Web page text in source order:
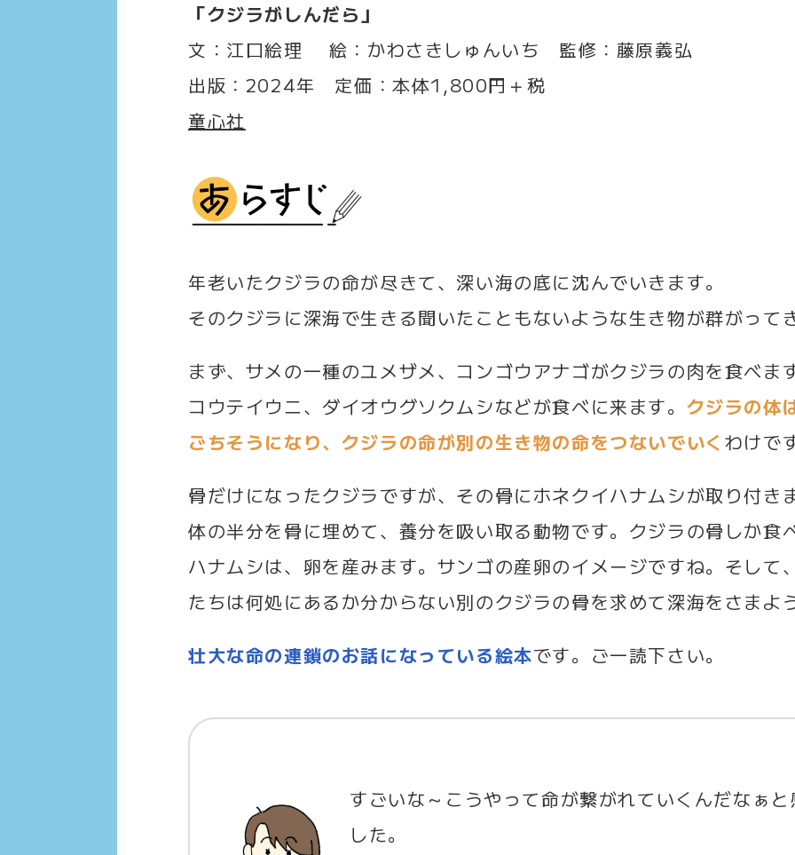
「クジラがしんだら」
文：江口絵理 絵：かわさきしゅんいち 監修：藤原義弘
出版：2024年 定価：本体1,800円＋税
童心社
年老いたクジラの命が尽きて、深い海の底に沈んでいきます。
そのクジラに深海で生きる聞いたこともないような生き物が群がって
まず、サメの一種のユメザメ、コンゴウアナゴがクジラの肉を食べま
コウテイウニ、ダイオウグソクムシなどが食べに来ます。 クジラの体
ごちそうになり、クジラの命が別の生き物の命をつないでいく わけで
骨だけになったクジラですが、その骨にホネクイハナムシが取り付き
体の半分を骨に埋めて、養分を吸い取る動物です。クジラの骨しか食
ハナムシは、卵を産みます。サンゴの産卵のイメージですね。そして
たちは何処にあるか分からない別のクジラの骨を求めて深海をさまよ
壮大な命の連鎖のお話になっている絵本です。ご一読下さい。
すごいな～こうやって命が繋がれていくんだなぁ
した。